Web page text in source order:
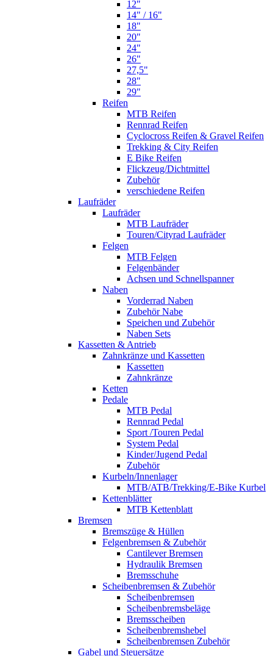
12"
14" / 16"
18"
20"
24"
26"
27,5"
28"
29"
Reifen
MTB Reifen
Rennrad Reifen
Cyclocross Reifen & Gravel Reifen
Trekking & City Reifen
E Bike Reifen
Flickzeug/Dichtmittel
Zubehör
verschiedene Reifen
Laufräder
Laufräder
MTB Laufräder
Touren/Cityrad Laufräder
Felgen
MTB Felgen
Felgenbänder
Achsen und Schnellspanner
Naben
Vorderrad Naben
Zubehör Nabe
Speichen und Zubehör
Naben Sets
Kassetten & Antrieb
Zahnkränze und Kassetten
Kassetten
Zahnkränze
Ketten
Pedale
MTB Pedal
Rennrad Pedal
Sport /Touren Pedal
System Pedal
Kinder/Jugend Pedal
Zubehör
Kurbeln/Innenlager
MTB/ATB/Trekking/E-Bike Kurbel
Kettenblätter
MTB Kettenblatt
Bremsen
Bremszüge & Hüllen
Felgenbremsen & Zubehör
Cantilever Bremsen
Hydraulik Bremsen
Bremsschuhe
Scheibenbremsen & Zubehör
Scheibenbremsen
Scheibenbremsbeläge
Bremsscheiben
Scheibenbremshebel
Scheibenbremsen Zubehör
Gabel und Steuersätze